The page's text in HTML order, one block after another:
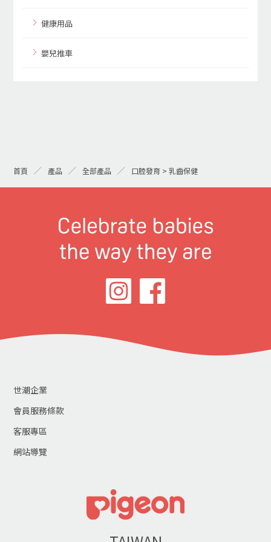
健康用品
嬰兒推車
首頁 產品 全部產品 口腔發育 > 乳齒保健
世潮企業
會員服務條款
客服專區
網站導覽